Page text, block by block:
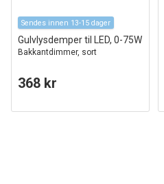
Sendes innen 13-15 dager
Gulvlysdemper til LED, 0-75W
Bakkantdimmer, sort
368 kr